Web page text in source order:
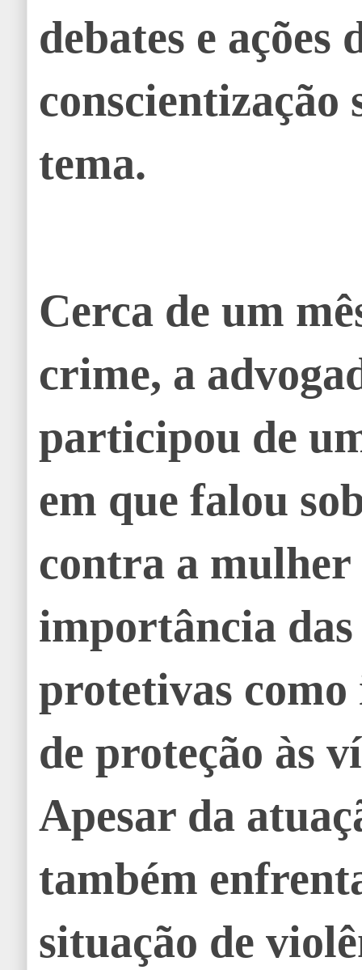
debates e ações
conscientização
tema.
Cerca de um
crime, a
participou de
em que falou
contra a mulher
importância
protetivas
de proteção às
Apesar da
também
situação de